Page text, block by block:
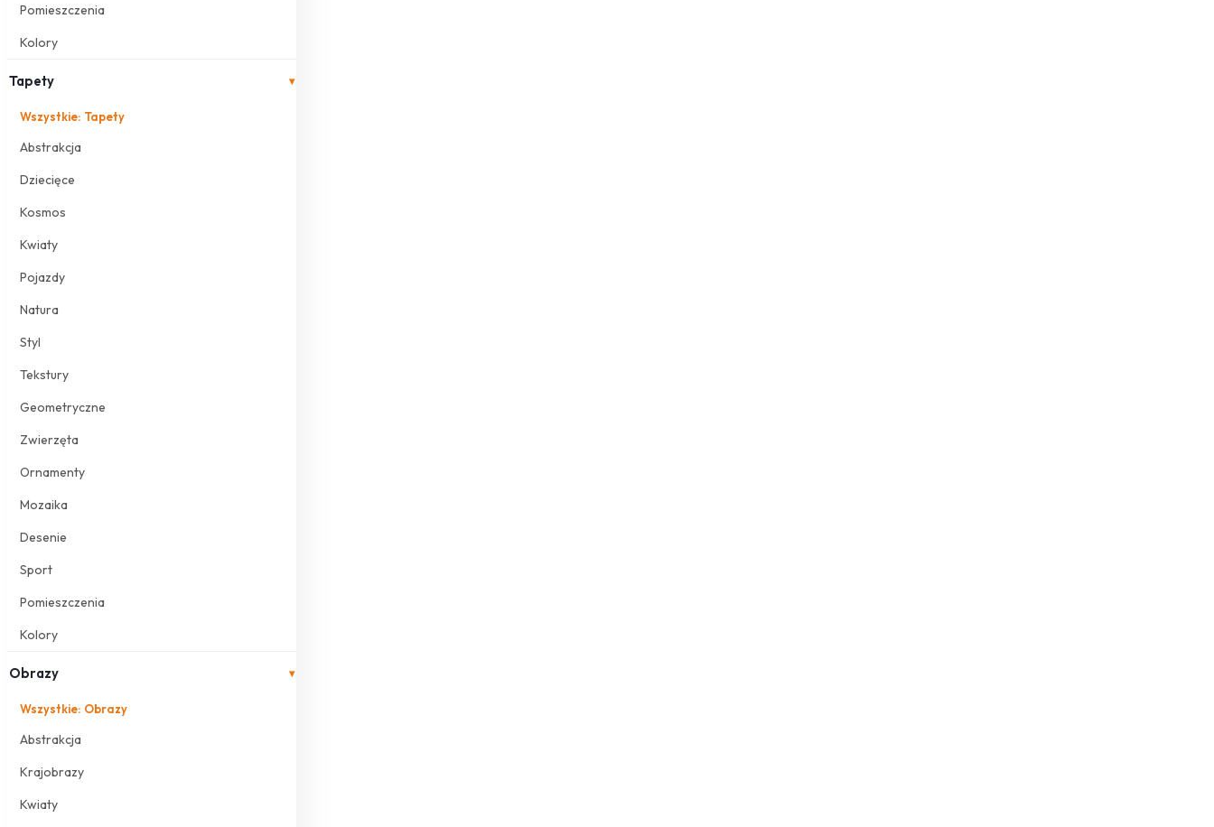
Pomieszczenia
Kolory
Tapety ▾
Wszystkie: Tapety
Abstrakcja
Dziecięce
Kosmos
Kwiaty
Pojazdy
Natura
Styl
Tekstury
Geometryczne
Zwierzęta
Ornamenty
Mozaika
Desenie
Sport
Pomieszczenia
Kolory
Obrazy ▾
Wszystkie: Obrazy
Abstrakcja
Krajobrazy
Kwiaty